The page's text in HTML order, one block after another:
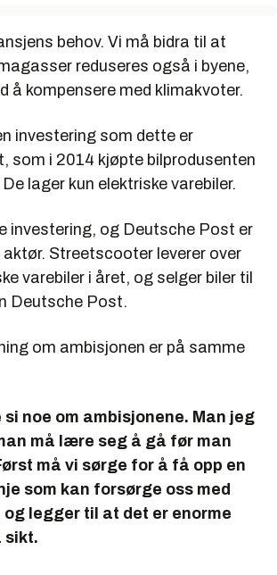
behov. Vi må bidra til at
reduseres også i byene,
å kompensere med klimakvoter.
investering som dette er
som i 2014 kjøpte bilprodusenten
lager kun elektriske varebiler.
investering, og Deutsche Post er
Streetscooter leverer over
varebiler i året, og selger biler til
Deutsche Post.
om ambisjonen er på samme
si noe om ambisjonene. Man jeg
må lære seg å gå før man
må vi sørge for å få opp en
som kan forsørge oss med
og legger til at det er enorme
sikt.